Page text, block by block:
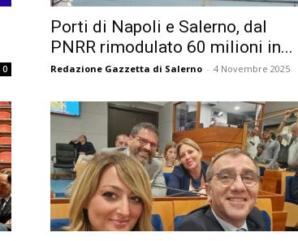
0
Porti di Napoli e Salerno, dal
PNRR rimodulato 60 milioni in...
Redazione Gazzetta di Salerno - 4 Novembre 2025